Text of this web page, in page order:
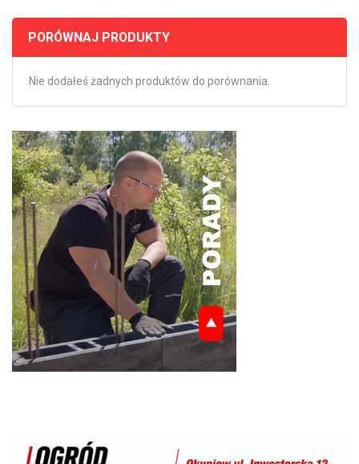
PORÓWNAJ PRODUKTY
Nie dodałeś żadnych produktów do porównania.